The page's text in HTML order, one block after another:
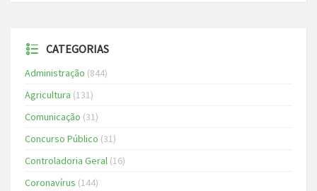
CATEGORIAS
Administração (844)
Agricultura (131)
Comunicação (31)
Concurso Público (31)
Controladoria Geral (16)
Coronavírus (144)